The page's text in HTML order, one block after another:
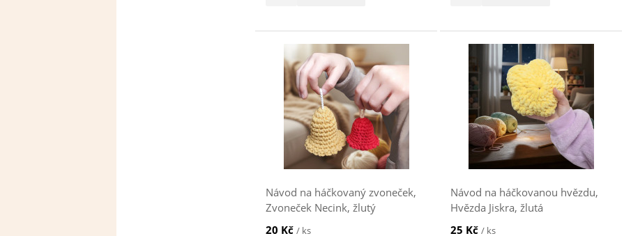
Návod na háčkovaný zvoneček,
Zvoneček Necink, žlutý
20 Kč / ks
Návod na háčkovanou hvězdu,
Hvězda Jiskra, žlutá
25 Kč/ ks